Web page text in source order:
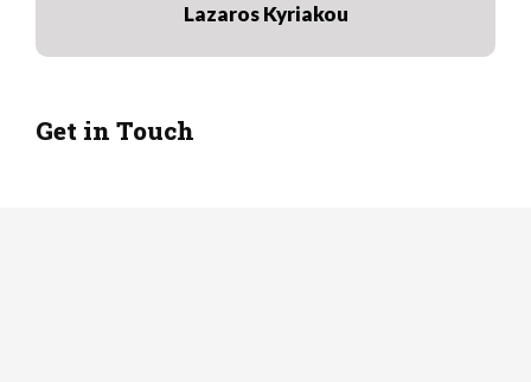
Lazaros Kyriakou
Get in Touch